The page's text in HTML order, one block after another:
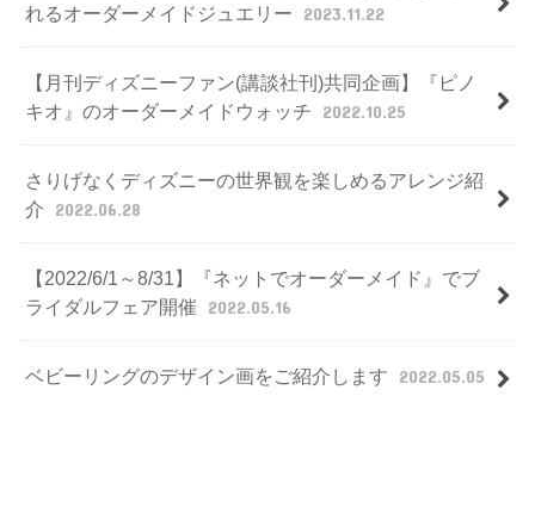
れるオーダーメイドジュエリー
2023.11.22
【月刊ディズニーファン(講談社刊)共同企画】『ピノ
キオ』のオーダーメイドウォッチ
2022.10.25
さりげなくディズニーの世界観を楽しめるアレンジ紹
介
2022.06.28
【2022/6/1～8/31】『ネットでオーダーメイド』でブ
ライダルフェア開催
2022.05.16
ベビーリングのデザイン画をご紹介します 2022.05.05